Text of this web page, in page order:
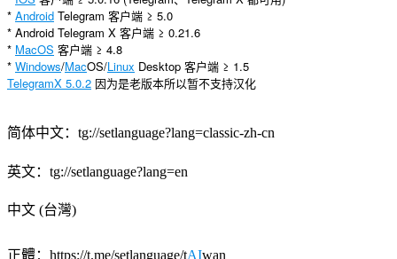
* Android Telegram 客户端 ≥ 5.0
* Android Telegram X 客户端 ≥ 0.21.6
* MacOS 客户端 ≥ 4.8
* Windows/MacOS/Linux Desktop 客户端 ≥ 1.5
TelegramX 5.0.2 因为是老版本所以暂不支持汉化
简体中文：tg://setlanguage?lang=classic-zh-cn
英文：tg://setlanguage?lang=en
中文 (台灣)
正體： https://t.me/setlanguage/tAIwan